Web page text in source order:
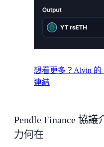
想看更多？Alvin 的
連結
Pendle Finance 協
力何在